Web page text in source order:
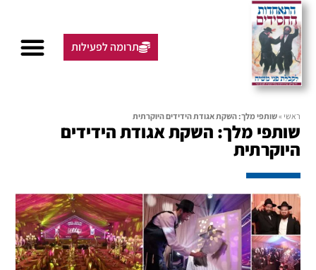
תרומה לפעילות
ראשי »שותפי מלך: השקת אגודת הידידים היוקרתית
שותפי מלך: השקת אגודת הידידים
היוקרתית